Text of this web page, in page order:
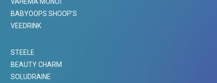
VAHEMA MONOÏ
BABYOOPS SHOOP’S
VEEDRINK
STEELE
BEAUTY CHARM
SOLUDRAINE